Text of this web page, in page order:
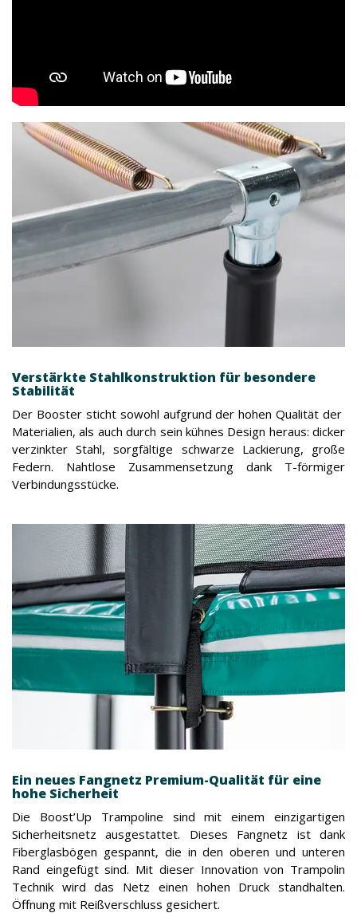
Verstärkte Stahlkonstruktion für besondere
Stabilität
Der Booster sticht sowohl aufgrund der hohen Qualität der
Materialien, als auch durch sein kühnes Design heraus: dicker
verzinkter Stahl, sorgfältige schwarze Lackierung, große
Federn. Nahtlose Zusammensetzung dank T-förmiger
Verbindungsstücke.
Ein neues Fangnetz Premium-Qualität für eine
hohe Sicherheit
Die Boost’Up Trampoline sind mit einem einzigartigen
Sicherheitsnetz ausgestattet. Dieses Fangnetz ist dank
Fiberglasbögen gespannt, die in den oberen und unteren
Rand eingefügt sind. Mit dieser Innovation von Trampolin
Technik wird das Netz einen hohen Druck standhalten.
Öffnung mit Reißverschluss gesichert.